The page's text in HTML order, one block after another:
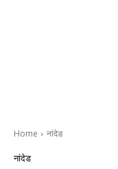
Home नांदेड
नांदेड